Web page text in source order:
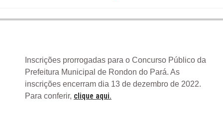
Inscrições prorrogadas para o Concurso Público da
Prefeitura Municipal de Rondon do Pará. As
inscrições encerram dia 13 de dezembro de 2022.
Para conferir, clique aqui.